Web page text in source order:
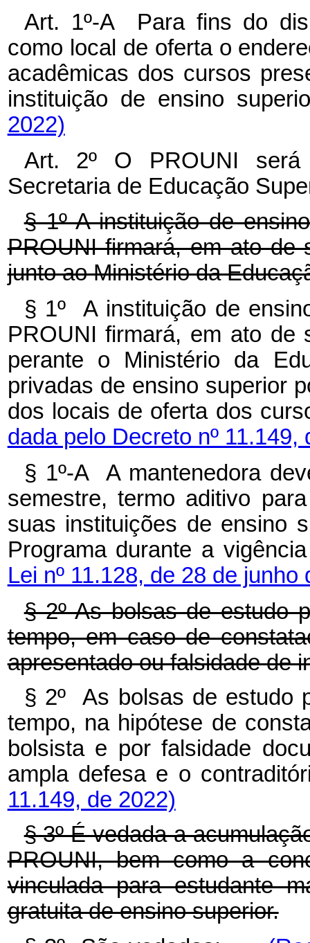
Art. 1º-A Para fins do
como local de oferta o
acadêmicas dos cursos
instituição de ensino
2022)
Art. 2º O PROUNI será
Secretaria de Educação
§ 1º A instituição de
PROUNI firmará, em ato de
junto ao Ministério da
§ 1º A instituição de
PROUNI firmará, em ato de
perante o Ministério da
privadas de ensino superior
dos locais de oferta dos
dada pelo Decreto nº 11.149,
§ 1º-A A mantenedora
semestre, termo aditivo
suas instituições de ensino
Programa durante a
Lei nº 11.128, de 28 de junho
§ 2º As bolsas de estudo
tempo, em caso de
apresentado ou falsidade de
§ 2º As bolsas de estudo
tempo, na hipótese de
bolsista e por falsidade
ampla defesa e o
11.149, de 2022)
§ 3º É vedada a
PROUNI, bem como a
vinculada para estudante
gratuita de ensino superior.